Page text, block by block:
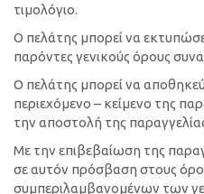
τιμολόγιο.
Ο πελάτης μπορεί να
παρόντες γενικούς όρους
Ο πελάτης μπορεί να
περιεχόμενο – κείμενο της
την αποστολή της
Με την επιβεβαίωση της
σε αυτόν πρόσβαση στους
συμπεριλαμβανομένων των